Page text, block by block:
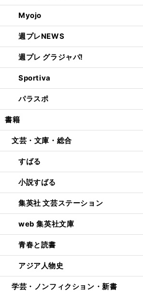
Myojo
週プレNEWS
週プレ グラジャパ!
Sportiva
パラスポ
書籍
文芸・文庫・総合
すばる
小説すばる
集英社 文芸ステーション
web 集英社文庫
青春と読書
アジア人物史
学芸・ノンフィクション・新書